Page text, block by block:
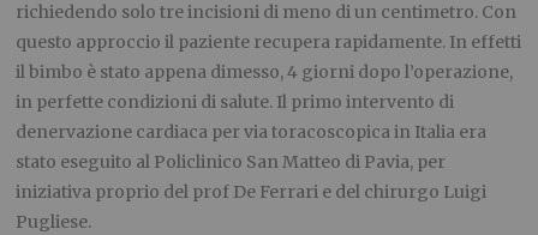
richiedendo solo tre incisioni di meno di un centimetro. Con
questo approccio il paziente recupera rapidamente. In effetti
il bimbo è stato appena dimesso, 4 giorni dopo l’operazione,
in perfette condizioni di salute. Il primo intervento di
denervazione cardiaca per via toracoscopica in Italia era
stato eseguito al Policlinico San Matteo di Pavia, per
iniziativa proprio del prof De Ferrari e del chirurgo Luigi
Pugliese.